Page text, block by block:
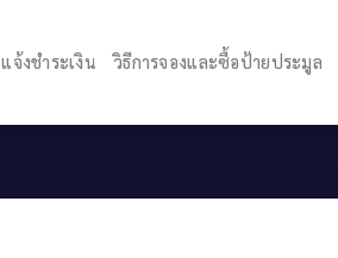
แจ้งชำระเงิน วิธีการจองและซื้อป้ายประมูล